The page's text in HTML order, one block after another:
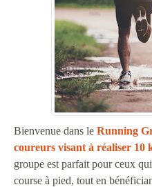
Bienvenue dans le Running
coureurs visant à réaliser 10
groupe est parfait pour ceux
course à pied, tout en